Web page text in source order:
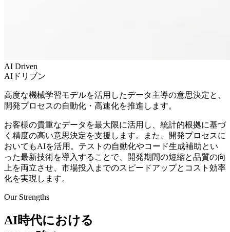
AI Driven
AIドリブン
高度な機械学習モデルを活用したデータ主導の意思決定と、
開発プロセスの自動化・高速化を推進します。
お客様の貴重なデータを最大限に活用し、統計的根拠に基づ
く精度の高い意思決定を支援します。また、開発プロセスに
おいてもAIを活用。テストの自動化やコード生成補助とい
った最新技術を導入することで、開発期間の短縮と品質の向
上を両立させ、市場投入までのスピードアップとコスト効率
化を実現します。
Our Strengths
AI時代における